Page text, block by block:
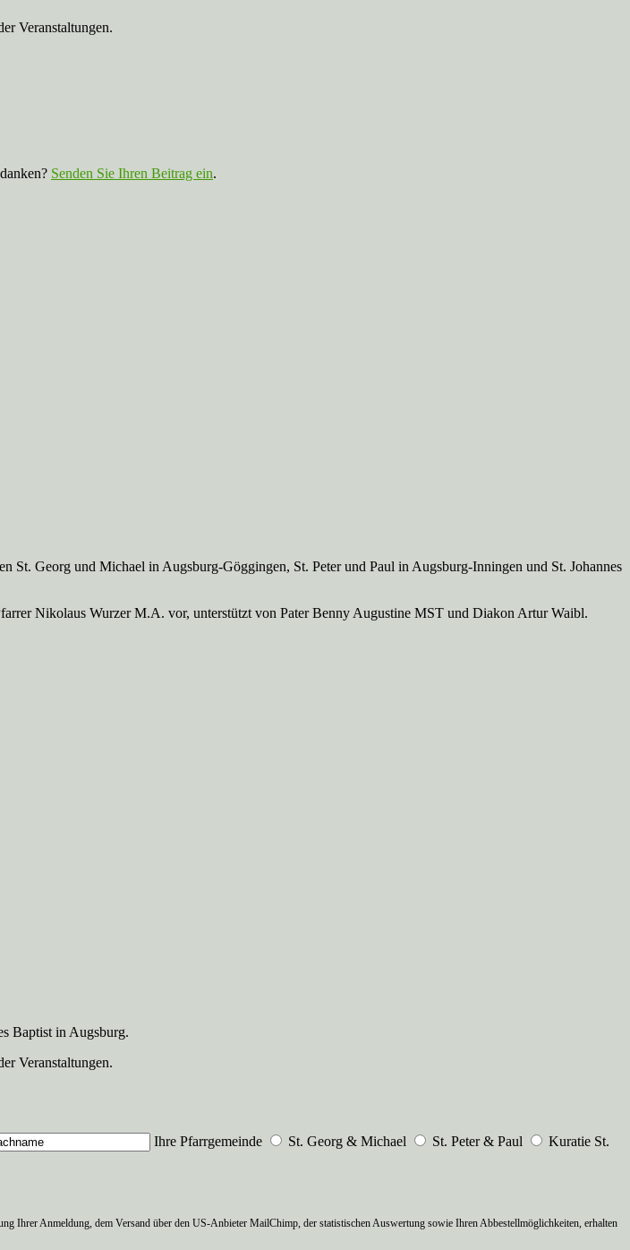
Veranstaltungen.
Senden Sie Ihren Beitrag ein.
St. Georg und Michael in Augsburg-Göggingen, St. Peter und Paul in Augsburg-Inningen und St. Johannes
Nikolaus Wurzer M.A. vor, unterstützt von Pater Benny Augustine MST und Diakon Artur Waibl.
Baptist in Augsburg.
Veranstaltungen.
Ihre Pfarrgemeinde St. Georg & Michael St. Peter & Paul
Kuratie St.
Ihrer Anmeldung, dem Versand über den US-Anbieter MailChimp, der statistischen Auswertung sowie Ihren Abbestellmöglichkeiten, erhalten